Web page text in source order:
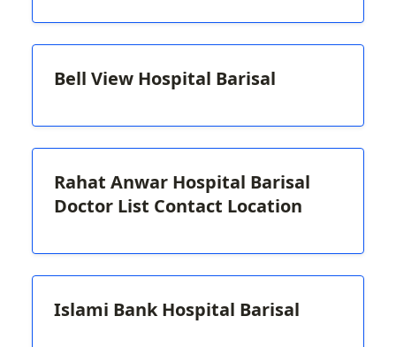
Bell View Hospital Barisal
Rahat Anwar Hospital Barisal
Doctor List Contact Location
Islami Bank Hospital Barisal